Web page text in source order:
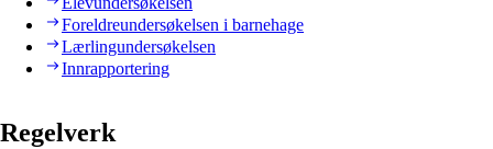
Foreldreundersøkelsen i barnehage
Lærlingundersøkelsen
Innrapportering
Regelverk